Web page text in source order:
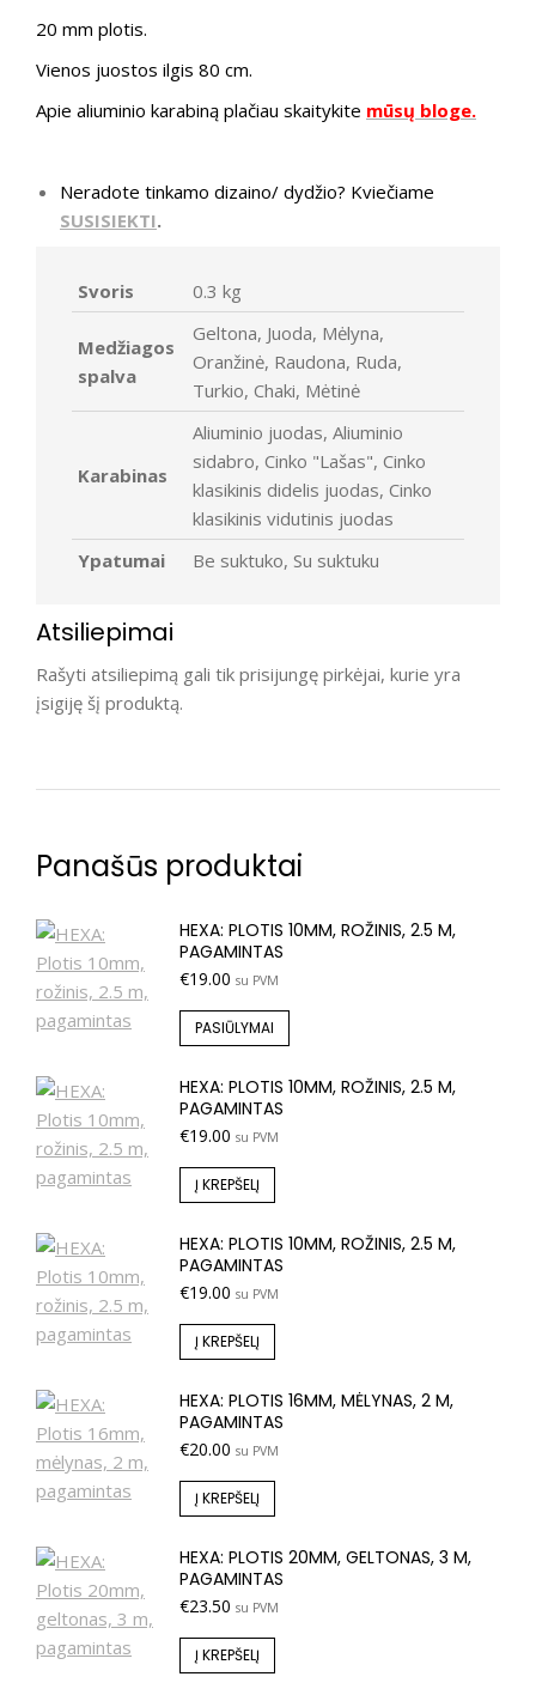
20 mm plotis.
Vienos juostos ilgis 80 cm.
Apie aliuminio karabiną plačiau skaitykite mūsų bloge.
Neradote tinkamo dizaino/ dydžio? Kviečiame
SUSISIEKTI.
Svoris 0.3 kg
Medžiagos
spalva
Geltona, Juoda, Mėlyna,
Oranžinė, Raudona, Ruda,
Turkio, Chaki, Mėtinė
Karabinas
Aliuminio juodas, Aliuminio
sidabro, Cinko "Lašas", Cinko
klasikinis didelis juodas, Cinko
klasikinis vidutinis juodas
Ypatumai
Be suktuko, Su suktuku
Atsiliepimai
Rašyti atsiliepimą gali tik prisijungę pirkėjai, kurie yra
įsigiję šį produktą.
Panašūs produktai
HEXA: PLOTIS 10MM, ROŽINIS, 2.5 M,
PAGAMINTAS
€19.00 su PVM
PASIŪLYMAI
HEXA: PLOTIS 10MM, ROŽINIS, 2.5 M,
PAGAMINTAS
€19.00 su PVM
Į KREPŠELĮ
HEXA: PLOTIS 10MM, ROŽINIS, 2.5 M,
PAGAMINTAS
€19.00 su PVM
Į KREPŠELĮ
HEXA: PLOTIS 16MM, MĖLYNAS, 2 M,
PAGAMINTAS
€20.00 su PVM
Į KREPŠELĮ
HEXA: PLOTIS 20MM, GELTONAS, 3 M,
PAGAMINTAS
€23.50 su PVM
Į KREPŠELĮ